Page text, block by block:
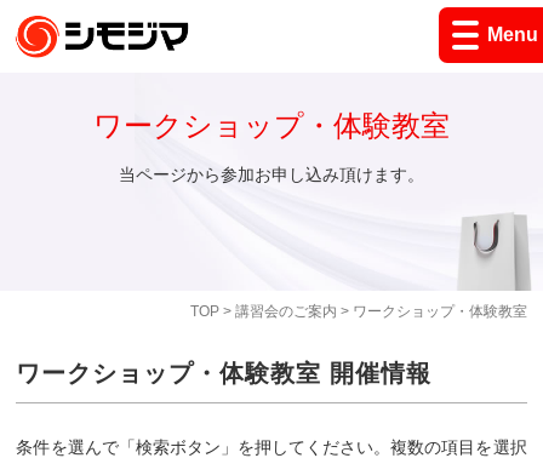
Menu
TOP> 講習会のご案内 > ワークショップ・体験教室
ワークショップ・体験教室
当ページから参加お申し込み頂けます。
ワークショップ・体験教室 開催情報
条件を選んで「検索ボタン」を押してください。複数の項目を選択